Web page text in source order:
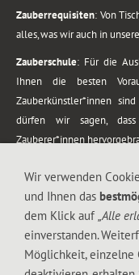
Zauberrequisiten: Von
alles, was wir auch in
Zauberschule: Für die
Ihnen die besten
Zauberkünstler*innen
dürfen wir sagen,
Zauberer*innen
vom Kinderprogramm bis
meiner Zauber-Sprech-
gewürzt mit Gags und
Wir verwenden
und Ihnen das
dem Klick auf „Alle
einverstanden.
Möglichkeit, einzelne